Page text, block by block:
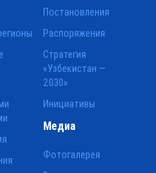
Постановления
Распоряжения
Стратегия
«Узбекистан —
2030»
Инициативы
Медиа
Фотогалерея